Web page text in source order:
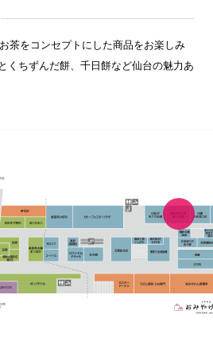
茶をコンセプトにした商品をお楽しみ
くちずんだ餅、千日餅など仙台の魅力あ